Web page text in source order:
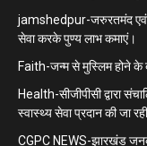
jamshedpur-जरुरतमंद एवं
सेवा करके पुण्य लाभ कमाएं।
Faith-जन्म से मुस्लिम होने के
Health-सीजीपीसी द्वारा
स्वास्थ्य सेवा प्रदान की जा
CGPC NEWS-झारखंड जनक